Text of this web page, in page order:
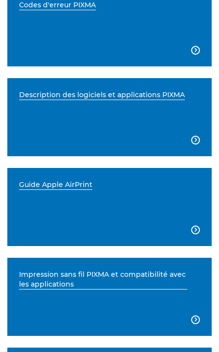
Codes d'erreur PIXMA

Description des logiciels et applications PIXMA

Guide Apple AirPrint

Impression sans fil PIXMA et compatibilité avec
les applications
